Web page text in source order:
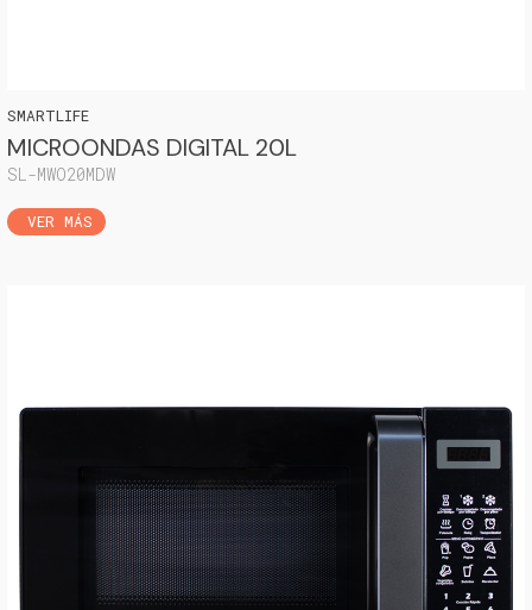
SMARTLIFE
MICROONDAS DIGITAL 20L
SL-MWO20MDW